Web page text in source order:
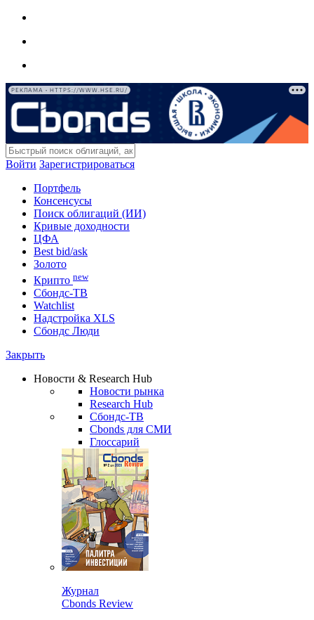
РЕКЛАМА • HTTPS://WWW.HSE.RU/
Войти Зарегистрироваться
Портфель
Консенсусы
Поиск облигаций (ИИ)
Кривые доходности
ЦФА
Best bid/ask
Золото
Крипто new
Сбондс-ТВ
Watchlist
Надстройка XLS
Сбондс Люди
Закрыть
Новости & Research Hub
Новости рынка
Research Hub
Сбондс-ТВ
Cbonds для СМИ
Глоссарий
Журнал
Cbonds Review